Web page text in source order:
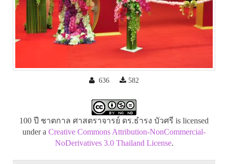
636 582
100 ปี ชาตกาล ศาสตราจารย์ ดร.ธำรง บัวศรี is licensed
under a Creative Commons Attribution-NonCommercial-
NoDerivatives 3.0 Thailand License.